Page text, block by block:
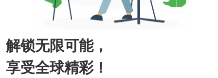
解锁无限可能，
享受全球精彩！